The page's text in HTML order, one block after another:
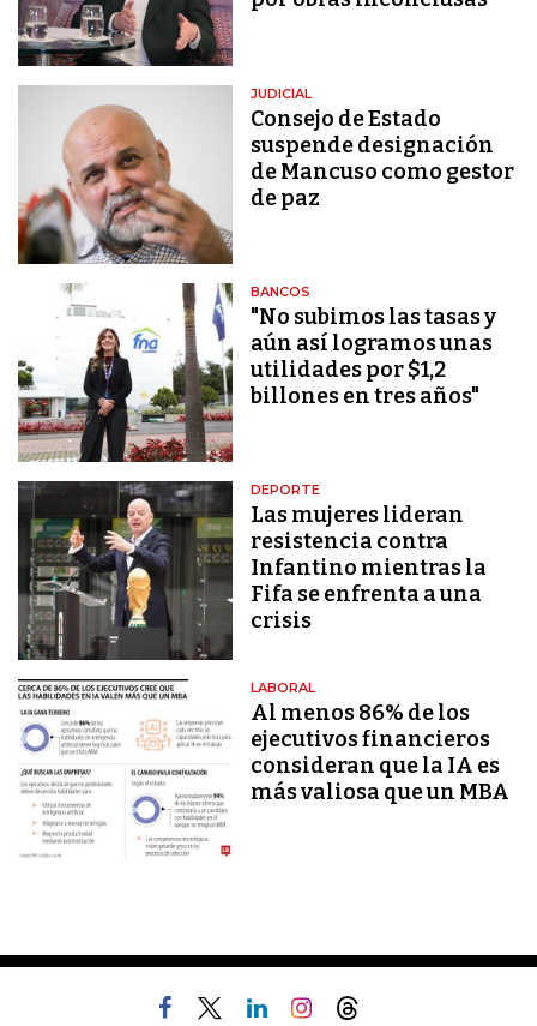
JUDICIAL
Consejo de Estado
suspende designación
de Mancuso como gestor
de paz
BANCOS
"No subimos las tasas y
aún así logramos unas
utilidades por $1,2
billones en tres años"
DEPORTE
Las mujeres lideran
resistencia contra
Infantino mientras la
Fifa se enfrenta a una
crisis
LABORAL
Al menos 86% de los
ejecutivos financieros
consideran que la IA es
más valiosa que un MBA